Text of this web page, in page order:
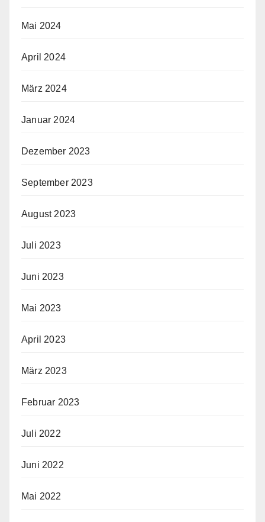
Mai 2024
April 2024
März 2024
Januar 2024
Dezember 2023
September 2023
August 2023
Juli 2023
Juni 2023
Mai 2023
April 2023
März 2023
Februar 2023
Juli 2022
Juni 2022
Mai 2022